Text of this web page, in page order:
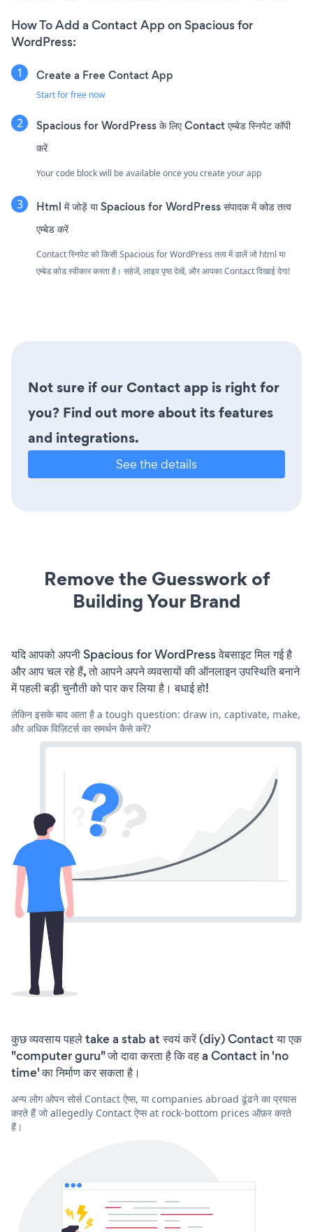
How To Add a Contact App on Spacious for
WordPress:
Create a Free Contact App
Start for free now
Spacious for WordPress के लिए Contact एम्बेड स्निपेट कॉपी
करें
Your code block will be available once you create your app
Html में जोड़ें या Spacious for WordPress संपादक में कोड तत्व
एम्बेड करें
Contact स्निपेट को किसी Spacious for WordPress तत्व में डालें जो html या
एम्बेड कोड स्वीकार करता है। सहेजें, लाइव पृष्ठ देखें, और आपका Contact दिखाई देगा!
Not sure if our Contact app is right for
you? Find out more about its features
and integrations.
See the details
Remove the Guesswork of
Building Your Brand
यदि आपको अपनी Spacious for WordPress वेबसाइट मिल गई है
और आप चल रहे हैं, तो आपने अपने व्यवसायों की ऑनलाइन उपस्थिति बनाने
में पहली बड़ी चुनौती को पार कर लिया है। बधाई हो!
लेकिन इसके बाद आता है a tough question: draw in, captivate, make,
और अधिक विज़िटर्स का समर्थन कैसे करें?
कुछ व्यवसाय पहले take a stab at स्वयं करें (diy) Contact या एक
"computer guru" जो दावा करता है कि वह a Contact in 'no
time' का निर्माण कर सकता है।
अन्य लोग ओपन सोर्स Contact ऐप्स, या companies abroad ढूंढने का प्रयास
करते हैं जो allegedly Contact ऐप्स at rock-bottom prices ऑफ़र करते
हैं।